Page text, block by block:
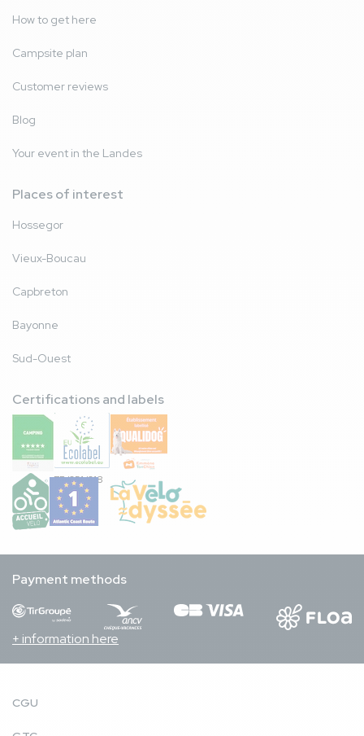
How to get here
Campsite plan
Customer reviews
Blog
Your event in the Landes
Places of interest
Hossegor
Vieux-Boucau
Capbreton
Bayonne
Sud-Ouest
Certifications and labels
FR/051/018
Payment methods
+ information here
CGU